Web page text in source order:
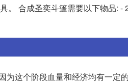
。 合成圣奕斗篷需要以下物品: -
为这个阶段血量和经济均有一定